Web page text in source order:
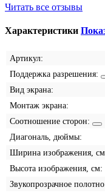
Читать все отзывы
Характеристики
Артикул:
Поддержка разрешения:
Вид экрана:
Монтаж экрана:
Соотношение сторон:
Диагональ, дюймы:
Ширина изображения,
Высота изображения, см:
Звукопрозрачное